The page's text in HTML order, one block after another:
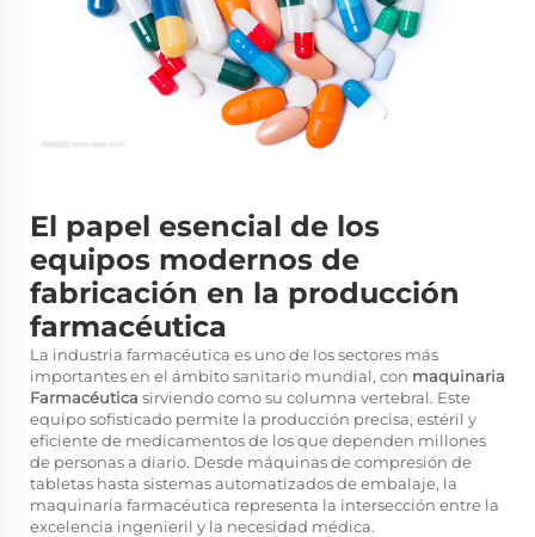
El papel esencial de los
equipos modernos de
fabricación en la producción
farmacéutica
La industria farmacéutica es uno de los sectores más
importantes en el ámbito sanitario mundial, con maquinaria
Farmacéutica sirviendo como su columna vertebral. Este
equipo sofisticado permite la producción precisa, estéril y
eficiente de medicamentos de los que dependen millones
de personas a diario. Desde máquinas de compresión de
tabletas hasta sistemas automatizados de embalaje, la
maquinaria farmacéutica representa la intersección entre la
excelencia ingenieril y la necesidad médica.